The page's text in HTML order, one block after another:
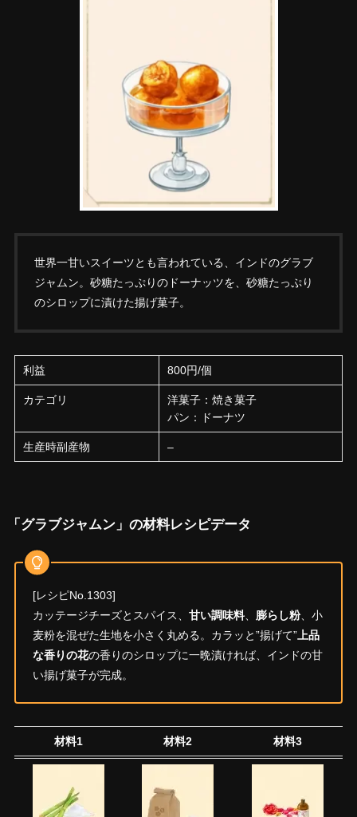
世界一甘いスイーツとも言われている、インドのグラブ
ジャムン。砂糖たっぷりのドーナッツを、砂糖たっぷり
のシロップに漬けた揚げ菓子。
利益 800円/個
カテゴリ
洋菓子：焼き菓子
パン：ドーナツ
生産時副産物 –
「グラブジャムン」の材料レシピデータ
[レシピNo.1303]
カッテージチーズとスパイス、 甘い調味料、 膨らし粉、小
麦粉を混ぜた生地を小さく丸める。カラッと”揚げて”上品
な香りの花の香りのシロップに一晩漬ければ、インドの甘
い揚げ菓子が完成。
材料1 材料2 材料3